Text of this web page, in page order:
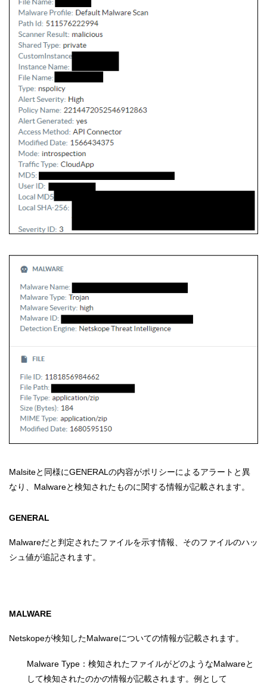
Malsiteと同様にGENERALの内容がポリシーによるアラートと異
なり、Malwareと検知されたものに関する情報が記載されます。
GENERAL
Malwareだと判定されたファイルを示す情報、そのファイルのハッ
シュ値が追記されます。
MALWARE
Netskopeが検知したMalwareについての情報が記載されます。
Malware Type：検知されたファイルがどのようなMalwareと
して検知されたのかの情報が記載されます。例として